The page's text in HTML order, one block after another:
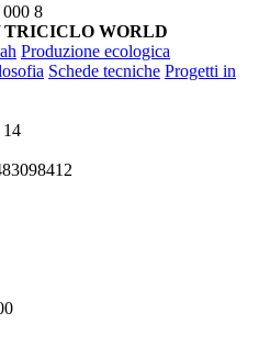
8
TRICICLO WORLD
Produzione ecologica
Schede tecniche Progetti in